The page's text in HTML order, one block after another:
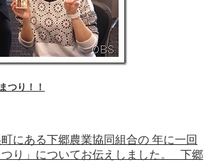
つり！！
にある下郷農業協同組合の 年に一回
り」についてお伝えしました。 下郷